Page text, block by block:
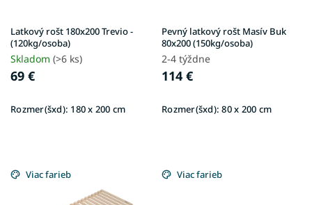
u
k
t
o
Latkový rošt 180x200 Trevio -
(120kg/osoba)
Skladom (>6 ks)
69 €
Rozmer(šxd): 180 x 200 cm
Pevný latkový rošt Masív Buk
80x200 (150kg/osoba)
2-4 týždne
114 €
Rozmer(šxd):80 x 200 cm
Viac farieb Viac farieb